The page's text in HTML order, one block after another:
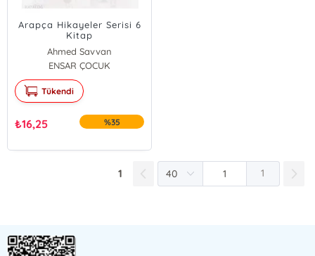
Arapça Hikayeler Serisi 6
Kitap
Ahmed Savvan
ENSAR ÇOCUK
Tükendi
₺16,25 %35
1 1